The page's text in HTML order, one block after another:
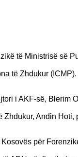
të Ministrisë së
të Zhdukur (ICMP).
i AKF-së, Blerim
Zhdukur, Andin
për